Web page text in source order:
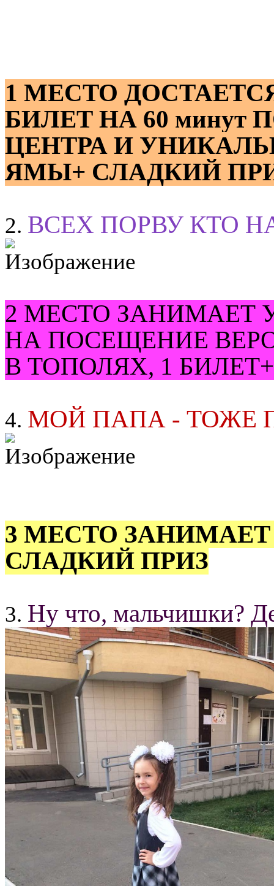
1 МЕСТО
БИЛЕТ НА 60
ЦЕНТРА И
ЯМЫ+ СЛАДКИЙ
2. ВСЕХ ПОРВУ КТО
2 МЕСТО ЗАНИМАЕТ
НА ПОСЕЩЕНИЕ
В ТОПОЛЯХ, 1
4. МОЙ ПАПА - ТОЖЕ
3 МЕСТО ЗАНИМАЕТ
СЛАДКИЙ ПРИЗ
3. Ну что, мальчишки?